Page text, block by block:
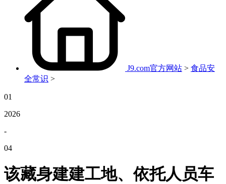
J9.com官方网站 > 食品安
全常识 >
01
2026
-
04
该藏身建建工地、依托人员车